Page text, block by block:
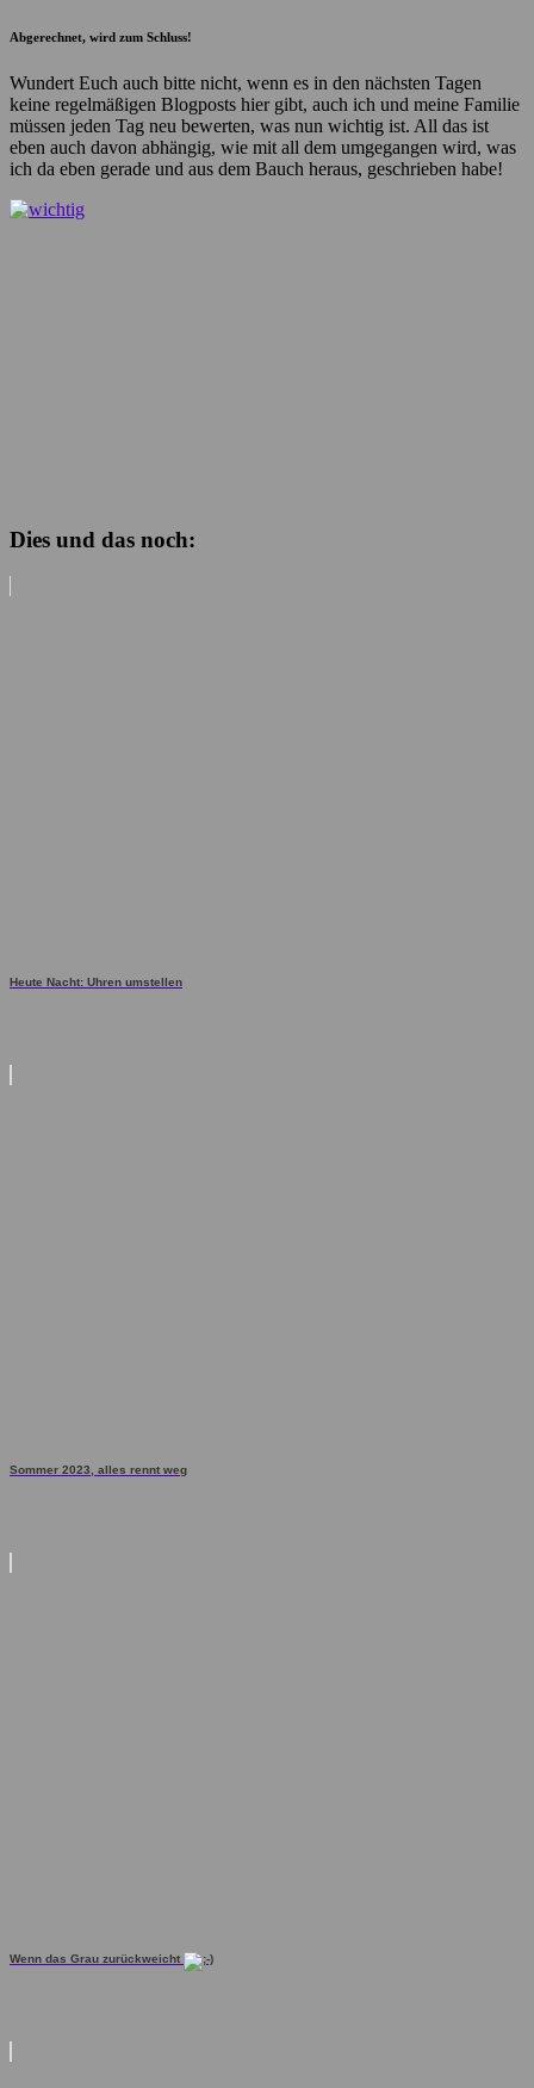
Abgerechnet, wird zum Schluss!
Wundert Euch auch bitte nicht, wenn es in den nächsten Tagen
keine regelmäßigen Blogposts hier gibt, auch ich und meine Familie
müssen jeden Tag neu bewerten, was nun wichtig ist. All das ist
eben auch davon abhängig, wie mit all dem umgegangen wird, was
ich da eben gerade und aus dem Bauch heraus, geschrieben habe!
Dies und das noch:
Heute Nacht: Uhren umstellen
Sommer 2023, alles rennt weg
Wenn das Grau zurückweicht